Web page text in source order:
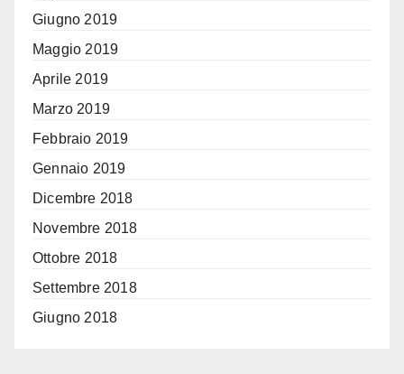
Giugno 2019
Maggio 2019
Aprile 2019
Marzo 2019
Febbraio 2019
Gennaio 2019
Dicembre 2018
Novembre 2018
Ottobre 2018
Settembre 2018
Giugno 2018